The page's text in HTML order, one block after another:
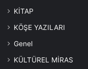
KİTAP
KÖŞE YAZILARI
Genel
KÜLTÜREL MİRAS